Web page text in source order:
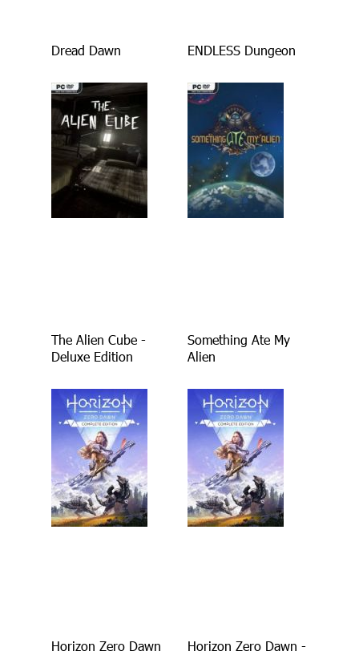
Dread Dawn ENDLESS Dungeon
The Alien Cube -
Deluxe Edition
Something Ate My
Alien
Horizon Zero Dawn
Horizon Zero Dawn -